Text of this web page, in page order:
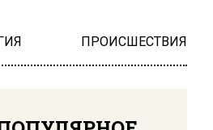
ПРОИСШЕСТВИЯ